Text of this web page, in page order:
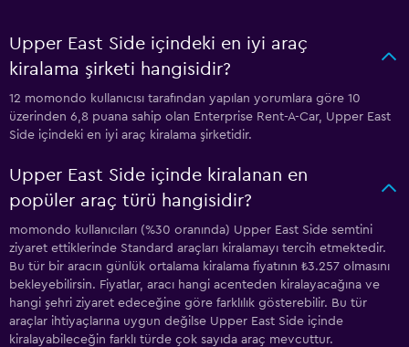
Upper East Side içindeki en iyi araç
kiralama şirketi hangisidir?
12 momondo kullanıcısı tarafından yapılan yorumlara göre 10
üzerinden 6,8 puana sahip olan Enterprise Rent-A-Car, Upper East
Side içindeki en iyi araç kiralama şirketidir.
Upper East Side içinde kiralanan en
popüler araç türü hangisidir?
momondo kullanıcıları (%30 oranında) Upper East Side semtini
ziyaret ettiklerinde Standard araçları kiralamayı tercih etmektedir.
Bu tür bir aracın günlük ortalama kiralama fiyatının ₺3.257 olmasını
bekleyebilirsin. Fiyatlar, aracı hangi acenteden kiralayacağına ve
hangi şehri ziyaret edeceğine göre farklılık gösterebilir. Bu tür
araçlar ihtiyaçlarına uygun değilse Upper East Side içinde
kiralayabileceğin farklı türde çok sayıda araç mevcuttur.